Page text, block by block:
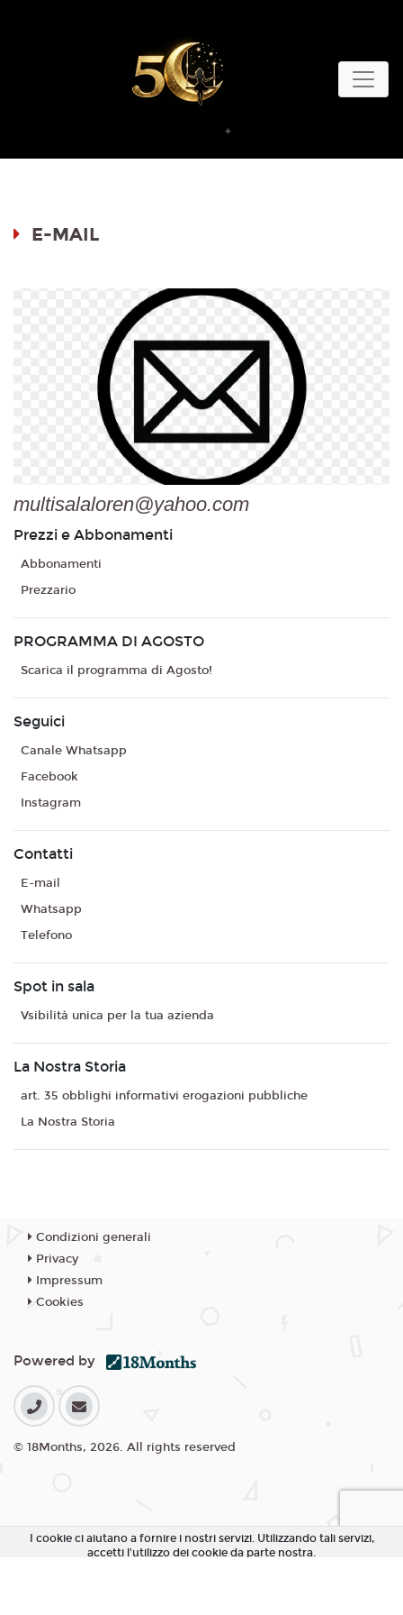
E-MAIL
multisalaloren@yahoo.com
Prezzi e Abbonamenti
Abbonamenti
Prezzario
PROGRAMMA DI AGOSTO
Scarica il programma di Agosto!
Seguici
Canale Whatsapp
Facebook
Instagram
Contatti
E-mail
Whatsapp
Telefono
Spot in sala
Vsibilità unica per la tua azienda
La Nostra Storia
art. 35 obblighi informativi erogazioni pubbliche
La Nostra Storia
Condizioni generali
Privacy
Impressum
Cookies
Powered by
© 18Months, 2026. All rights reserved
I cookie ci aiutano a fornire i nostri servizi. Utilizzando tali servizi,
accetti l'utilizzo dei cookie da parte nostra.